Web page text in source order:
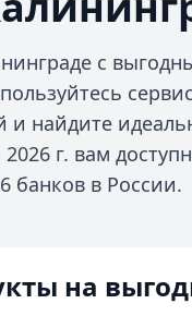
с
и найдите
2026 г. вам
банков в России.
Все фильтры
на